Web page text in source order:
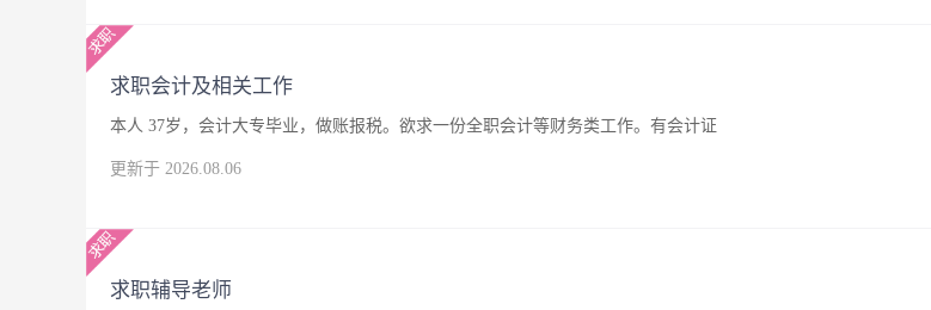
求职会计及相关工作
本人 37岁，会计大专毕业，做账报税。欲求一份全职会计等财务类工作。有会计证
更新于 2026.08.06
求职辅导老师